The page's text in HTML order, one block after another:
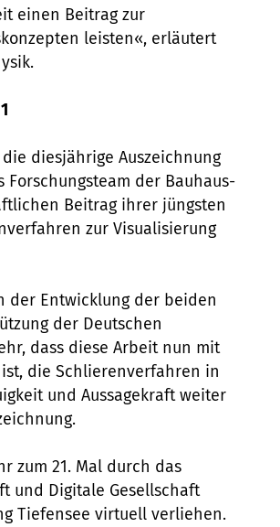
einen Beitrag zur
leisten«, erläutert
diesjährige Auszeichnung
der Bauhaus-
Beitrag ihrer jüngsten
zur Visualisierung
der Entwicklung der beiden
der Deutschen
dass diese Arbeit nun mit
die Schlierenverfahren in
und Aussagekraft weiter
zum 21. Mal durch das
und Digitale Gesellschaft
Tiefensee virtuell verliehen.